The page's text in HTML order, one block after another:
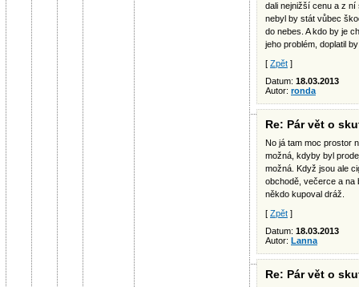
dali nejnižší cenu a z
nebyl by stát vůbec
do nebes. A kdo by je
jeho problém, doplatil
[ Zpět ]
Datum: 18.03.2013
Autor: ronda
Re: Pár vět o
No já tam moc prostor
možná, kdyby byl
možná. Když jsou ale
obchodě, večerce a na
někdo kupoval dráž.
[ Zpět ]
Datum: 18.03.2013
Autor: Lanna
Re: Pár vět o